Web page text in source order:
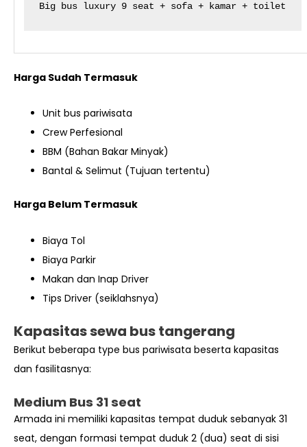
Big bus luxury 9 seat + sofa + kamar + toilet
Harga Sudah Termasuk
Unit bus pariwisata
Crew Perfesional
BBM (Bahan Bakar Minyak)
Bantal & Selimut (Tujuan tertentu)
Harga Belum Termasuk
Biaya Tol
Biaya Parkir
Makan dan Inap Driver
Tips Driver (seiklahsnya)
Kapasitas sewa bus tangerang
Berikut beberapa type bus pariwisata beserta kapasitas
dan fasilitasnya:
Medium Bus 31 seat
Armada ini memiliki kapasitas tempat duduk sebanyak 31
seat, dengan formasi tempat duduk 2 (dua) seat di sisi